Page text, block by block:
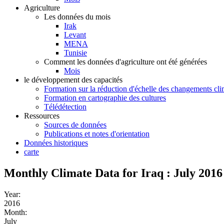
Agriculture
Les données du mois
Irak
Levant
MENA
Tunisie
Comment les données d'agriculture ont été générées
Mois
le développement des capacités
Formation sur la réduction d'échelle des changements
Formation en cartographie des cultures
Télédétection
Ressources
Sources de données
Publications et notes d'orientation
Données historiques
carte
Monthly Climate Data for Iraq : July 2016
Year:
2016
Month:
July